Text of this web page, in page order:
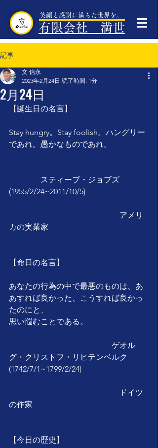
笑顔と感謝に満ちた世界を。
有限会社 満世
記事
2月24日
文 信永
2023年2月24日 読了時間: 1分
【誕生日の名言】
Stay hungry。Stay foolish。ハングリー
であれ。愚かなものであれ。
スティーブ・ジョブズ
(1955/2/24~2011/10/5)
アメリ
カの実業家
【命日の名言】
あなたの行為の中で最悪のものは、あ
あすれば良かった、こうすれば良かっ
たのにと、
思い悩むことである。
ゲオル
グ・クリストフ・リヒテンベルク
(1742/7/1~1799/2/24)
ドイツ
の作家
【今日の歴史】